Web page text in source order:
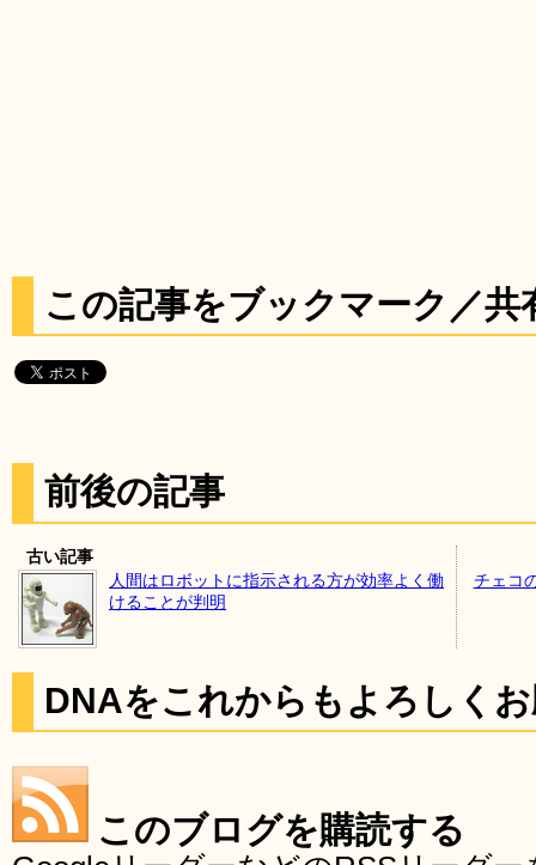
この記事をブックマーク／共
前後の記事
古い記事
人間はロボットに指示される方が効率よく働
けることが判明
チェコ
DNAをこれからもよろしく
このブログを購読する